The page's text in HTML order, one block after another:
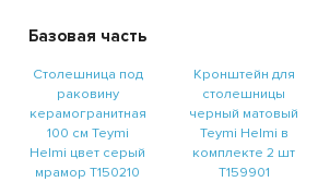
Базовая часть
Столешница под
раковину
керамогранитная
100 см Teymi
Helmi цвет серый
мрамор T150210
Кронштейн для
столешницы
черный матовый
Teymi Helmi в
комплекте 2 шт
T159901